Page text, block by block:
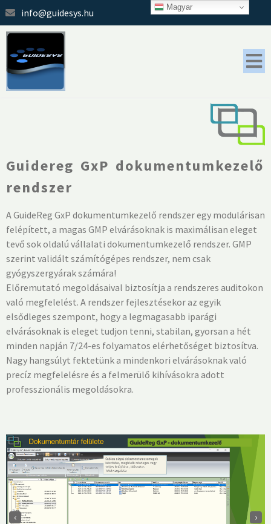
info@guidesys.hu
Guidereg GxP dokumentumkezelő
rendszer
A GuideReg GxP dokumentumkezelő rendszer egy modulárisan
felépített, a magas GMP elvárásoknak is maximálisan eleget
tevő sok oldalú vállalati dokumentumkezelő rendszer. GMP
szerint validált számítógépes rendszer, nem csak
gyógyszergyárak számára!
Előremutató megoldásaival biztosítja a rendszeres auditokon
való megfelelést. A rendszer fejlesztésekor az egyik
elsődleges szempont, hogy a legmagasabb iparági
elvárásoknak is eleget tudjon tenni, stabilan, gyorsan a hét
minden napján 7/24-es folyamatos elérhetőséget biztosítva.
Nagy hangsúlyt fektetünk a mindenkori elvárásoknak való
precíz megfelelésre és a felmerülő kihívásokra adott
professzionális megoldásokra.
‹ ›
Magyar